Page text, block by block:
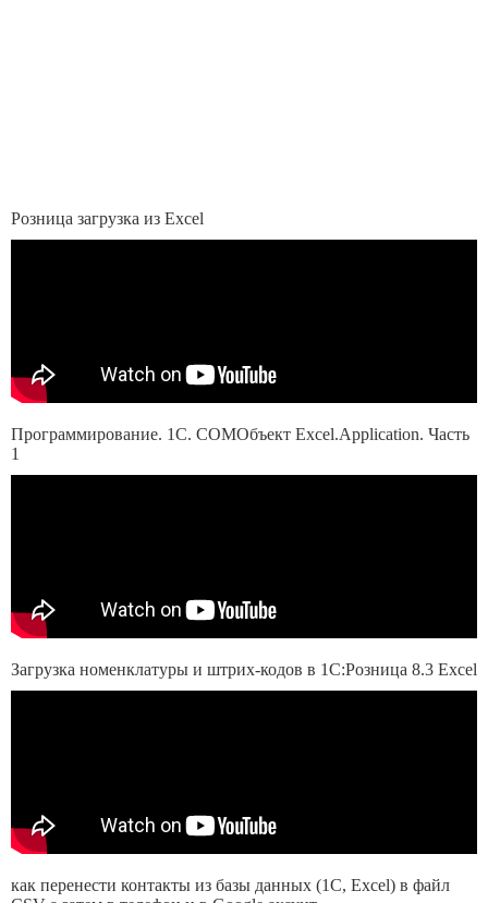
Розница загрузка из Excel
Программирование. 1С. COMОбъект Excel.Application. Часть
1
Загрузка номенклатуры и штрих-кодов в 1С:Розница 8.3 Excel
как перенести контакты из базы данных (1С, Excel) в файл